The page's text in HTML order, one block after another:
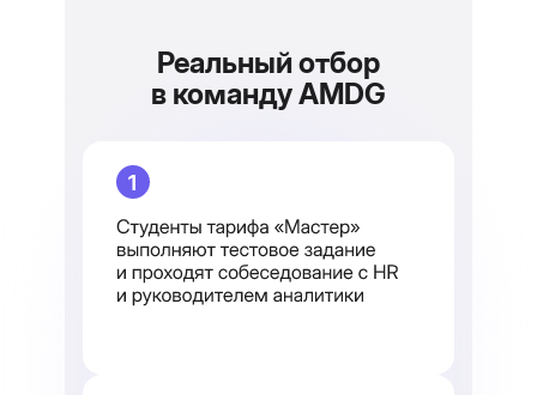
Реальный отбор
в команду AMDG